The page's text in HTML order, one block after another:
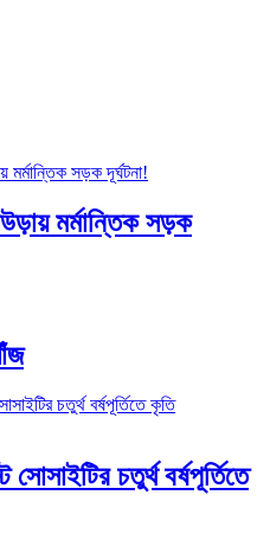
মর্মান্তিক সড়ক
চতুর্থ বর্ষপূর্তিতে